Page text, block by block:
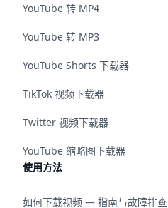
YouTube 转 MP4
YouTube 转 MP3
YouTube Shorts 下载器
TikTok 视频下载器
Twitter 视频下载器
YouTube 缩略图下载器
使用方法
如何下载视频 — 指南与故障排查